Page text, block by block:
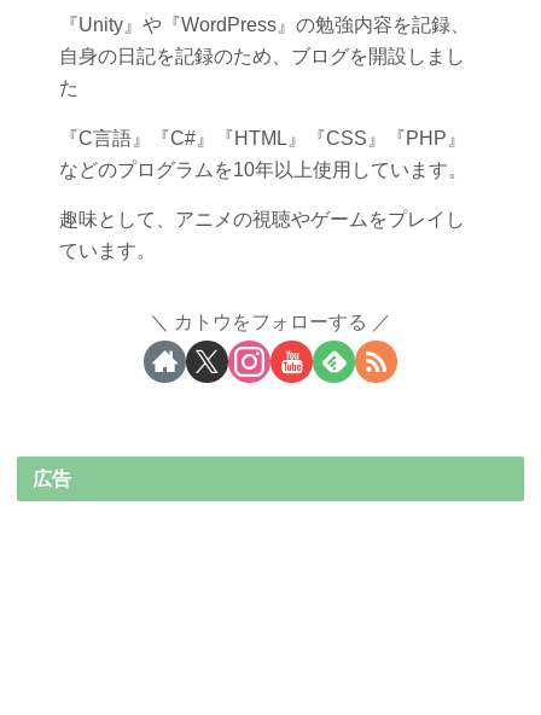
『Unity』や『WordPress』の勉強内容を記録、
自身の日記を記録のため、ブログを開設しまし
た
『C言語』『C#』『HTML』『CSS』『PHP』
などのプログラムを10年以上使用しています。
趣味として、アニメの視聴やゲームをプレイし
ています。
カトウをフォローする
広告